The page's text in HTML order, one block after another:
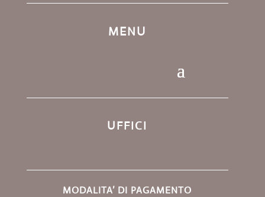
MENU
UFFICI
MODALITA’ DI PAGAMENTO